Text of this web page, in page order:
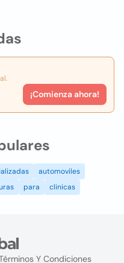
¡Comienza ahora!
automoviles
para clinicas
Y Condiciones